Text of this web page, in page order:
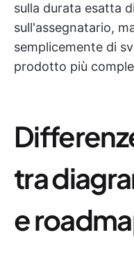
sulla durata esatta
sull'assegnatario,
semplicemente di
prodotto più
tra
e